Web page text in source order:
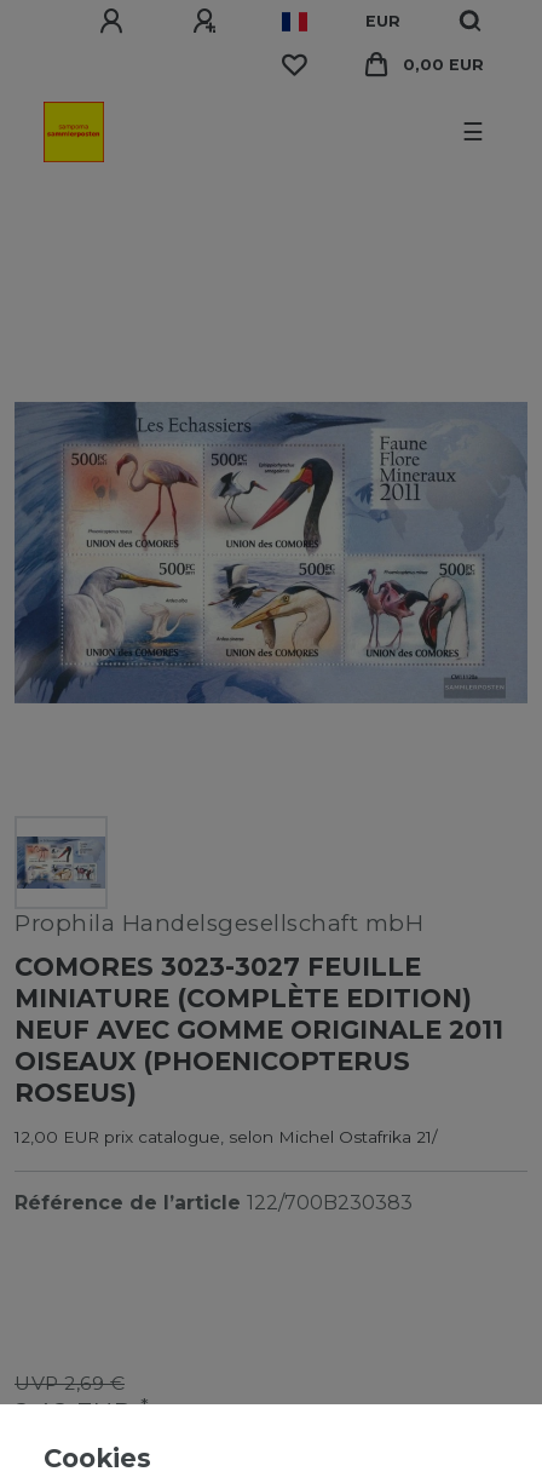
EUR
0,00 EUR
☰
Prophila Handelsgesellschaft mbH
COMORES 3023-3027 FEUILLE
MINIATURE (COMPLÈTE EDITION)
NEUF AVEC GOMME ORIGINALE 2011
OISEAUX (PHOENICOPTERUS
ROSEUS)
12,00 EUR prix catalogue, selon Michel Ostafrika 21/
Référence de l’article 122/700B230383
UVP 2,69 €
2,42 EUR*
Contenu1
Cookies